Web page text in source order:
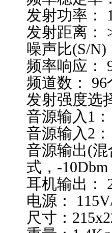
发射功率：
发射距离：
噪声比(S/N)
频率响应：
频道数：
发射强度选
音源输入1
音源输入2
音源输出(混
式，-10Dbm
耳机输出：
电源：
尺寸：